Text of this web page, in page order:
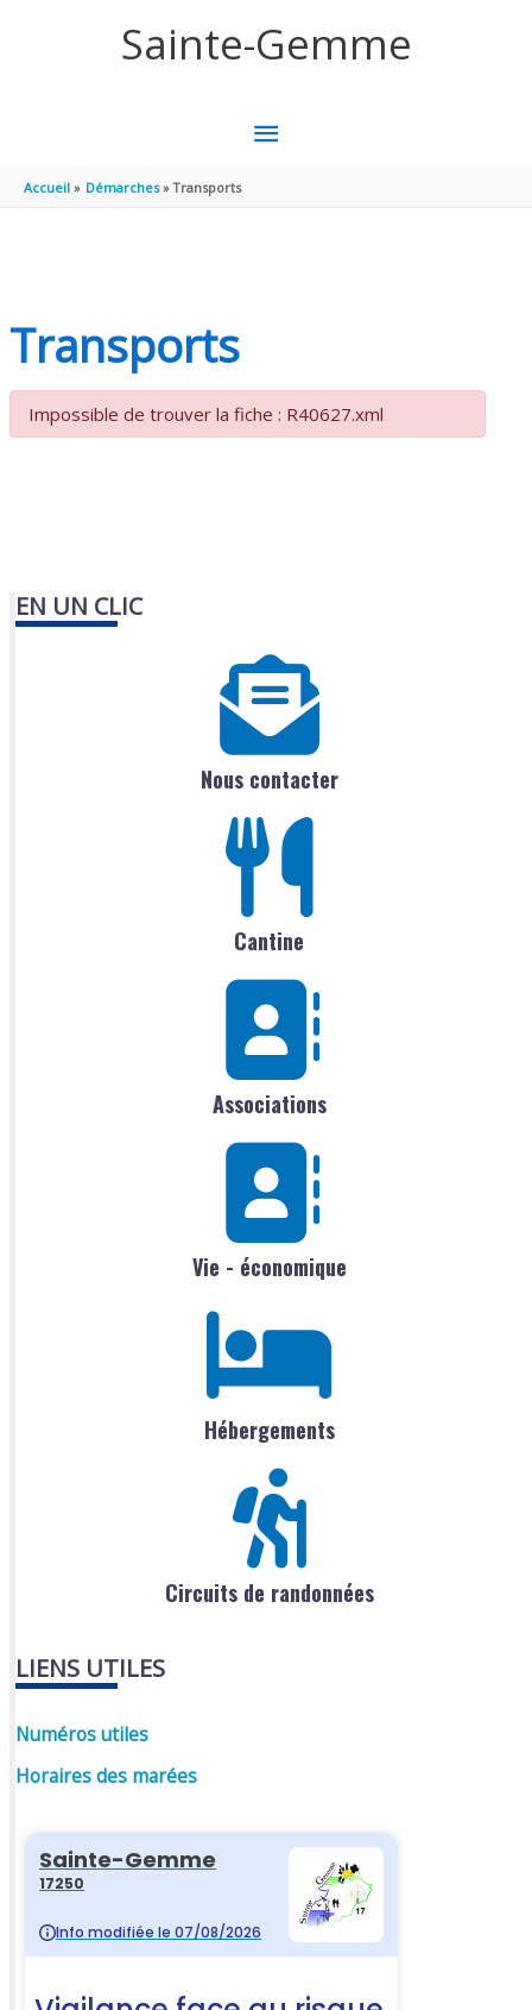
Sainte-Gemme
MENU
Accueil Démarches Transports
Transports
Impossible de trouver la fiche : R40627.xml
EN UN CLIC
Nous contacter
Cantine
Associations
Vie - économique
Hébergements
Circuits de randonnées
LIENS UTILES
Numéros utiles
Horaires des marées